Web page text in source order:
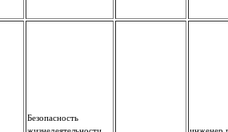
Безопасность